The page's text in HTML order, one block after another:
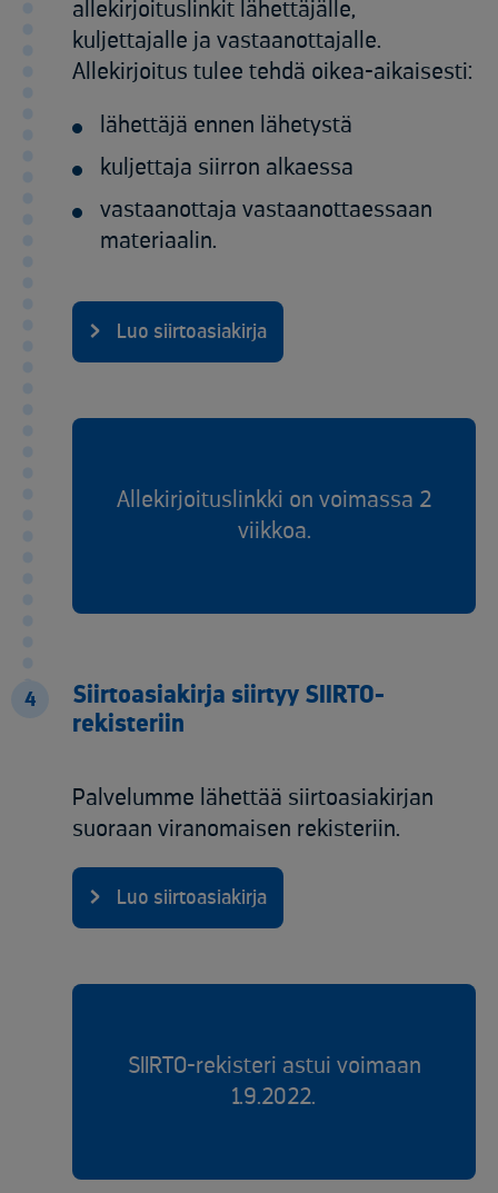
allekirjoituslinkit lähettäjälle,
kuljettajalle ja vastaanottajalle.
Allekirjoitus tulee tehdä oikea-aikaisesti:
lähettäjä ennen lähetystä
kuljettaja siirron alkaessa
vastaanottaja vastaanottaessaan
materiaalin.
Luo siirtoasiakirja
Allekirjoituslinkki on voimassa 2
viikkoa.
4
Siirtoasiakirja siirtyy SIIRTO-
rekisteriin
Palvelumme lähettää siirtoasiakirjan
suoraan viranomaisen rekisteriin.
Luo siirtoasiakirja
SIIRTO-rekisteri astui voimaan
1.9.2022.